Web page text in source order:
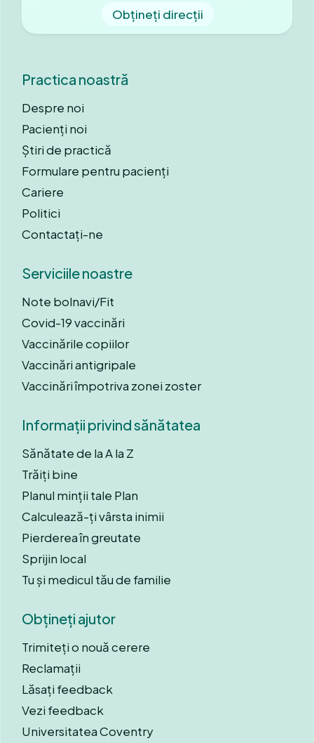
Obțineți direcții
Practica noastră
Despre noi
Pacienți noi
Știri de practică
Formulare pentru pacienți
Cariere
Politici
Contactați-ne
Serviciile noastre
Note bolnavi/Fit
Covid-19 vaccinări
Vaccinările copiilor
Vaccinări antigripale
Vaccinări împotriva zonei zoster
Informații privind sănătatea
Sănătate de la A la Z
Trăiți bine
Planul minții tale Plan
Calculează-ți vârsta inimii
Pierderea în greutate
Sprijin local
Tu și medicul tău de familie
Obțineți ajutor
Trimiteți o nouă cerere
Reclamații
Lăsați feedback
Vezi feedback
Universitatea Coventry